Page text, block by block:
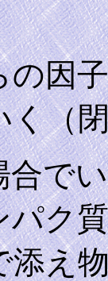
因子
く（
でい
パク
添え